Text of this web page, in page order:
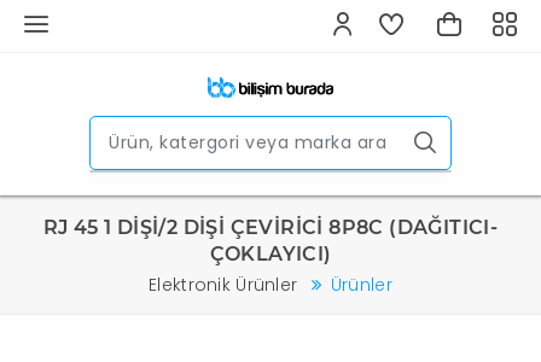
RJ 45 1 DİŞİ/2 DİŞİ ÇEVİRİCİ 8P8C (DAĞITICI-
ÇOKLAYICI)
Elektronik Ürünler Ürünler